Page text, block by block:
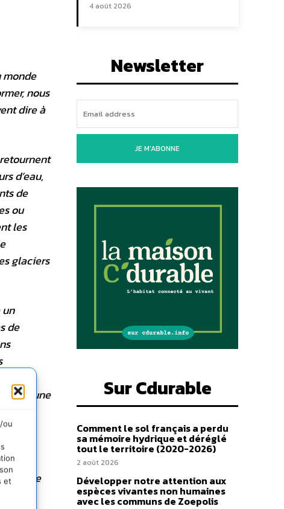
ou
et
monde
nous
dire à
d’eau,
de
ou
les
glaciers
de
à une
de
4 août 2026
Newsletter
JE M'ABONNE
Sur Cdurable
Comment le sol français a perdu
sa mémoire hydrique et déréglé
tout le territoire (2020-2026)
2 août 2026
Développer notre attention aux
espèces vivantes non humaines
avec les communs de Zoepolis